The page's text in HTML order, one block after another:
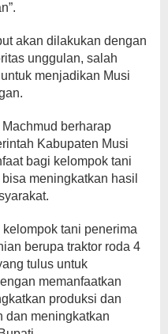
akan dilakukan dengan
unggulan, salah
menjadikan Musi
berharap
Kabupaten Musi
bagi kelompok tani
meningkatkan hasil
tani penerima
berupa traktor roda 4
tulus untuk
memanfaatkan
produksi dan
dan meningkatkan